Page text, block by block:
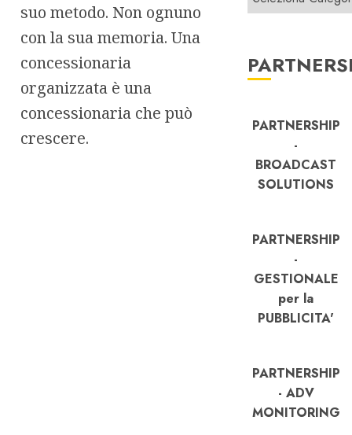
suo metodo. Non ognuno
con la sua memoria. Una
concessionaria
organizzata è una
concessionaria che può
crescere.
PARTNERSHIP
-
BROADCAST
SOLUTIONS
PARTNERSHIP
-
GESTIONALE
per la
PUBBLICITA'
PARTNERSHIP
- ADV
MONITORING